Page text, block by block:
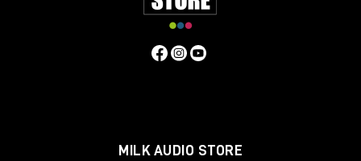
inviluppi dei segnali audio indipendentemente dal livello
(nessuna soglia!). Accelera o rallenta i transienti, allunga o
accorcia i tempi di sustain, con solo due controlli: attacco e
sustain. Tutte le costanti di tempo sono automatizzate in
fase transitoria di un segnale fino a 15 dB. Un valore di attacco
MILK AUDIO STORE